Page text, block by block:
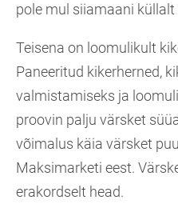
pole mul siiamaani küllalt
Teisena on loomulikult
Paneeritud kikerherned,
valmistamiseks ja
proovin palju värsket
võimalus käia värsket
Maksimarketi eest.
erakordselt head.